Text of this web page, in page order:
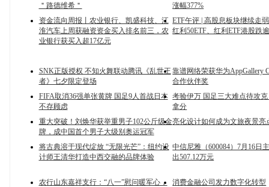
＂路德维希＂
涨幅377%
资金流向周报丨农业银行、凯盛科技、江
淮汽车上周获融资资金买入排名前三，农
业银行获买入超17亿元
ETF午评 | 高股息板块继续走
红利50ETF、红利ETF港股跌
SNK正版授权 不知火舞联动腾讯《乱世王
者》七夕限定登场
靠谱网络荣获华为AppGallery
合作伙伴奖
FIFA取消36强单张黄牌 国足9人首战日本
不存顾虑
考验伊万 国足三大难点待攻
拿分
重大突破！刘焕华获举重男子102公斤级金
牌，成中国首个男子大级别奥运冠军
亮化设计如何成为文旅夜景亮
将古典溶于现代绽放 “无限光芒”：纽约设
计师王清华打造中西交融的品牌体验
中信尼雅（600084）7月16日
出507.12万元
农行山东嘉祥支行：“八一”慰问暖军心，
消费金融公司发力数字化转型